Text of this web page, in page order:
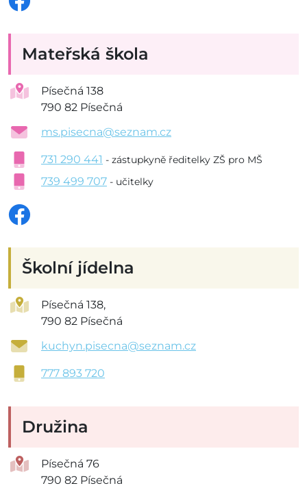
Mateřská škola
Písečná 138
790 82 Písečná
ms.pisecna@seznam.cz
731 290 441 - zástupkyně ředitelky ZŠ pro MŠ
739 499 707 - učitelky
Školní jídelna
Písečná 138,
790 82 Písečná
kuchyn.pisecna@seznam.cz
777 893 720
Družina
Písečná 76
790 82 Písečná